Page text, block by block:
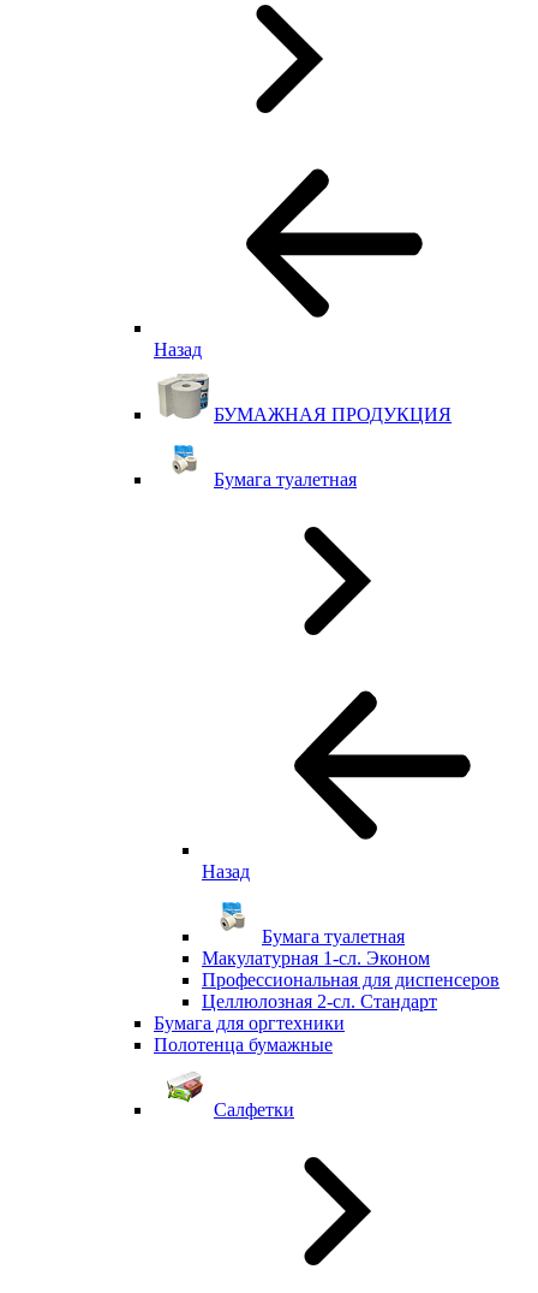
Назад
БУМАЖНАЯ ПРОДУКЦИЯ
Бумага туалетная
Назад
Бумага туалетная
Макулатурная 1-сл. Эконом
Профессиональная для диспенсеров
Целлюлозная 2-сл. Стандарт
Бумага для оргтехники
Полотенца бумажные
Салфетки